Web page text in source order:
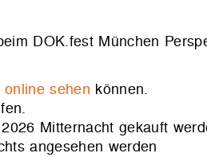
DOK.fest München
online sehen können.
Mitternacht gekauft
angesehen werden